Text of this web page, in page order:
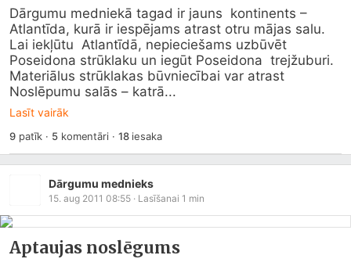
Dārgumu medniekā tagad ir jauns  kontinents –
Atlantīda, kurā ir iespējams atrast otru mājas salu.
Lai iekļūtu  Atlantīdā, nepieciešams uzbūvēt
Poseidona strūklaku un iegūt Poseidona  trejžuburi.
Materiālus strūklakas būvniecībai var atrast
Noslēpumu salās – katrā...
Lasīt vairāk
9patīk · 5komentāri · 18iesaka
Dārgumu mednieks
15. aug 2011 08:55 · Lasīšanai 1 min
Aptaujas noslēgums